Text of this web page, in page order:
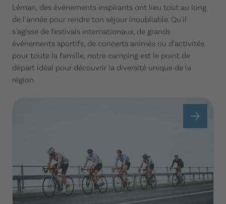
Léman, des événements inspirants ont lieu tout au long
de l'année pour rendre ton séjour inoubliable. Qu'il
s'agisse de festivals internationaux, de grands
événements sportifs, de concerts animés ou d'activités
pour toute la famille, notre camping est le point de
départ idéal pour découvrir la diversité unique de la
région.